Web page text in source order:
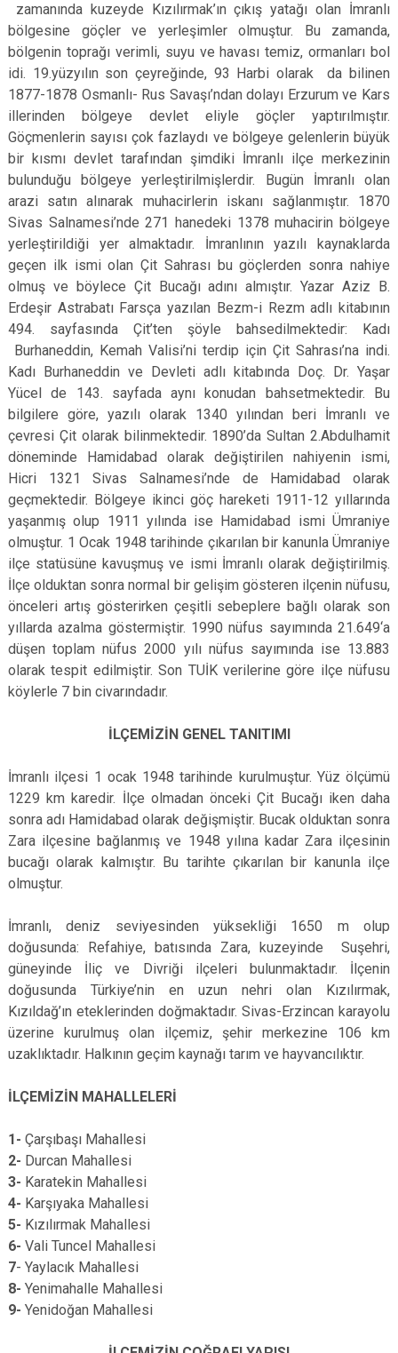
zamanında kuzeyde Kızılırmak’ın çıkış yatağı olan İmranlı
bölgesine göçler ve yerleşimler olmuştur. Bu zamanda,
bölgenin toprağı verimli, suyu ve havası temiz, ormanları bol
idi. 19.yüzyılın son çeyreğinde, 93 Harbi olarak da bilinen
1877-1878 Osmanlı- Rus Savaşı’ndan dolayı Erzurum ve Kars
illerinden bölgeye devlet eliyle göçler yaptırılmıştır.
Göçmenlerin sayısı çok fazlaydı ve bölgeye gelenlerin büyük
bir kısmı devlet tarafından şimdiki İmranlı ilçe merkezinin
bulunduğu bölgeye yerleştirilmişlerdir. Bugün İmranlı olan
arazi satın alınarak muhacirlerin iskanı sağlanmıştır. 1870
Sivas Salnamesi’nde 271 hanedeki 1378 muhacirin bölgeye
yerleştirildiği yer almaktadır. İmranlının yazılı kaynaklarda
geçen ilk ismi olan Çit Sahrası bu göçlerden sonra nahiye
olmuş ve böylece Çit Bucağı adını almıştır. Yazar Aziz B.
Erdeşir Astrabatı Farsça yazılan Bezm-i Rezm adlı kitabının
494. sayfasında Çit’ten şöyle bahsedilmektedir: Kadı
Burhaneddin, Kemah Valisi’ni terdip için Çit Sahrası’na indi.
Kadı Burhaneddin ve Devleti adlı kitabında Doç. Dr. Yaşar
Yücel de 143. sayfada aynı konudan bahsetmektedir. Bu
bilgilere göre, yazılı olarak 1340 yılından beri İmranlı ve
çevresi Çit olarak bilinmektedir. 1890’da Sultan 2.Abdulhamit
döneminde Hamidabad olarak değiştirilen nahiyenin ismi,
Hicri 1321 Sivas Salnamesi’nde de Hamidabad olarak
geçmektedir. Bölgeye ikinci göç hareketi 1911-12 yıllarında
yaşanmış olup 1911 yılında ise Hamidabad ismi Ümraniye
olmuştur. 1 Ocak 1948 tarihinde çıkarılan bir kanunla Ümraniye
ilçe statüsüne kavuşmuş ve ismi İmranlı olarak değiştirilmiş.
İlçe olduktan sonra normal bir gelişim gösteren ilçenin nüfusu,
önceleri artış gösterirken çeşitli sebeplere bağlı olarak son
yıllarda azalma göstermiştir. 1990 nüfus sayımında 21.649‘a
düşen toplam nüfus 2000 yılı nüfus sayımında ise 13.883
olarak tespit edilmiştir. Son TUİK verilerine göre ilçe nüfusu
köylerle 7 bin civarındadır.
İLÇEMİZİN GENEL TANITIMI
İmranlı ilçesi 1 ocak 1948 tarihinde kurulmuştur. Yüz ölçümü
1229 km karedir. İlçe olmadan önceki Çit Bucağı iken daha
sonra adı Hamidabad olarak değişmiştir. Bucak olduktan sonra
Zara ilçesine bağlanmış ve 1948 yılına kadar Zara ilçesinin
bucağı olarak kalmıştır. Bu tarihte çıkarılan bir kanunla ilçe
olmuştur.
İmranlı, deniz seviyesinden yüksekliği 1650 m olup
doğusunda: Refahiye, batısında Zara, kuzeyinde Suşehri,
güneyinde İliç ve Divriği ilçeleri bulunmaktadır. İlçenin
doğusunda Türkiye’nin en uzun nehri olan Kızılırmak,
Kızıldağ’ın eteklerinden doğmaktadır. Sivas-Erzincan karayolu
üzerine kurulmuş olan ilçemiz, şehir merkezine 106 km
uzaklıktadır. Halkının geçim kaynağı tarım ve hayvancılıktır.
İLÇEMİZİN MAHALLELERİ
1- Çarşıbaşı Mahallesi
2- Durcan Mahallesi
3- Karatekin Mahallesi
4- Karşıyaka Mahallesi
5- Kızılırmak Mahallesi
6- Vali Tuncel Mahallesi
7- Yaylacık Mahallesi
8- Yenimahalle Mahallesi
9- Yenidoğan Mahallesi